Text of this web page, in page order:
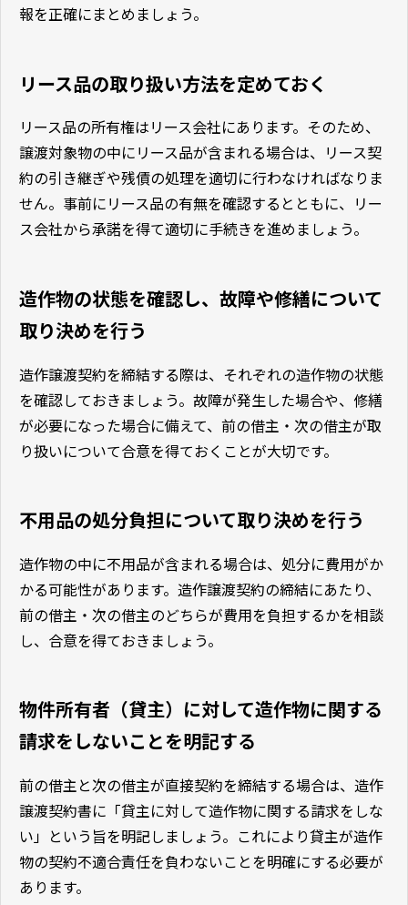
報を正確にまとめましょう。
リース品の取り扱い方法を定めておく
リース品の所有権はリース会社にあります。そのため、
譲渡対象物の中にリース品が含まれる場合は、リース契
約の引き継ぎや残債の処理を適切に行わなければなりま
せん。事前にリース品の有無を確認するとともに、リー
ス会社から承諾を得て適切に手続きを進めましょう。
造作物の状態を確認し、故障や修繕について
取り決めを行う
造作譲渡契約を締結する際は、それぞれの造作物の状態
を確認しておきましょう。故障が発生した場合や、修繕
が必要になった場合に備えて、前の借主・次の借主が取
り扱いについて合意を得ておくことが大切です。
不用品の処分負担について取り決めを行う
造作物の中に不用品が含まれる場合は、処分に費用がか
かる可能性があります。造作譲渡契約の締結にあたり、
前の借主・次の借主のどちらが費用を負担するかを相談
し、合意を得ておきましょう。
物件所有者（貸主）に対して造作物に関する
請求をしないことを明記する
前の借主と次の借主が直接契約を締結する場合は、造作
譲渡契約書に「貸主に対して造作物に関する請求をしな
い」という旨を明記しましょう。これにより貸主が造作
物の契約不適合責任を負わないことを明確にする必要が
あります。